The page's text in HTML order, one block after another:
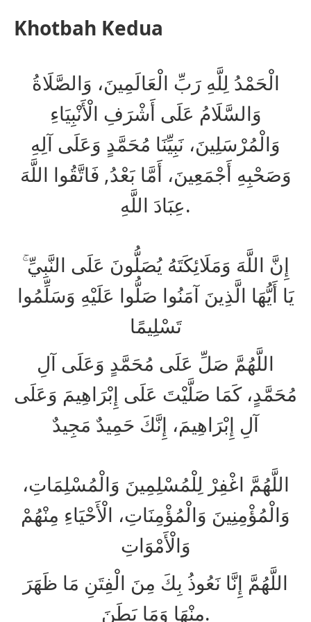
Khotbah Kedua
الْحَمْدُ لِلَّهِ رَبِّ الْعَالَمِينَ، وَالصَّلَاةُ
وَالسَّلَامُ عَلَى أَشْرَفِ الْأَنْبِيَاءِ
وَالْمُرْسَلِينَ، نَبِيِّنَا مُحَمَّدٍ وَعَلَى آلِهِ
وَصَحْبِهِ أَجْمَعِينَ، أَمَّا بَعْدُ, فَاتَّقُوا اللَّهَ
عِبَادَ اللَّهِ.
إِنَّ اللَّهَ وَمَلَائِكَتَهُ يُصَلُّونَ عَلَى النَّبِيِّ ۚ
يَا أَيُّهَا الَّذِينَ آمَنُوا صَلُّوا عَلَيْهِ وَسَلِّمُوا
تَسْلِيمًا
اللَّهُمَّ صَلِّ عَلَى مُحَمَّدٍ وَعَلَى آلِ
مُحَمَّدٍ، كَمَا صَلَّيْتَ عَلَى إِبْرَاهِيمَ وَعَلَى
آلِ إِبْرَاهِيمَ، إِنَّكَ حَمِيدٌ مَجِيدٌ
اللَّهُمَّ اغْفِرْ لِلْمُسْلِمِينَ وَالْمُسْلِمَاتِ،
وَالْمُؤْمِنِينَ وَالْمُؤْمِنَاتِ، الْأَحْيَاءِ مِنْهُمْ
وَالْأَمْوَاتِ
اللَّهُمَّ إِنَّا نَعُوذُ بِكَ مِنَ الْفِتَنِ مَا ظَهَرَ
مِنْهَا وَمَا بَطَنَ.